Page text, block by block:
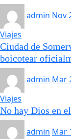
admin Nov
Viajes
Ciudad de
boicotear
admin Mar
Viajes
No hay Dios en
admin Mar